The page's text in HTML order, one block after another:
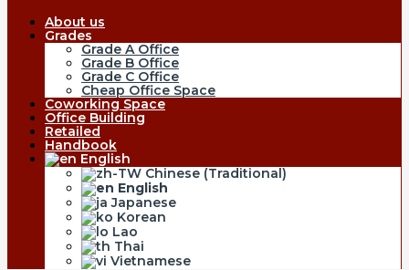
About us
Grades
Grade A Office
Grade B Office
Grade C Office
Cheap Office Space
Coworking Space
Office Building
Retailed
Handbook
English
Chinese (Traditional)
English
Japanese
Korean
Lao
Thai
Vietnamese